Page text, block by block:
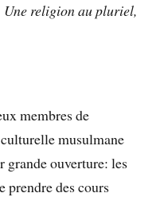
Une religion au pluriel,
membres de
musulmane
ouverture: les
prendre des cours